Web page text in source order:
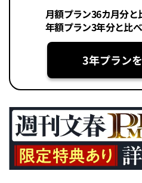
月額プラン36カ月分と
年額プラン3年分と比
3年プラン